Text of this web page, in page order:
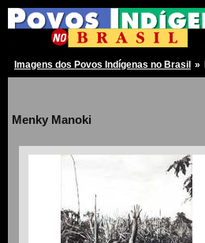
Imagens dos Povos Indígenas no Brasil »
Menky Manoki